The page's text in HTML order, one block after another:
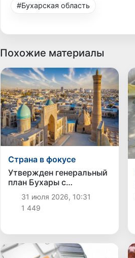
#Бухарская область
Похожие материалы
Страна в фокусе
Утвержден генеральный
план Бухары с
расширением
территории и развитием
инфраструктуры
31 июля 2026, 10:31
1 449